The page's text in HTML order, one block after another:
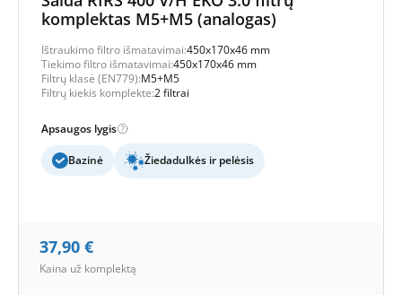
komplektas M5+M5 (analogas)
Ištraukimo filtro išmatavimai:450x170x46 mm
Tiekimo filtro išmatavimai:450x170x46 mm
Filtrų klasė (EN779):M5+M5
Filtrų kiekis komplekte:2 filtrai
Apsaugos lygis
Bazinė Žiedadulkės ir pelėsis
37,90 €
Kaina už komplektą